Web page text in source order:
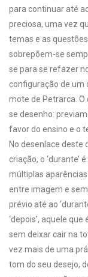
para continuar até
preciosa, uma vez
temas e as
sobrepõem-se
se para se refazer
configuração de um
mote de Petrarca. O
se desenho:
favor do ensino e o
No desenlace deste
criação, o ‘durante’
múltiplas
entre imagem e
prévio até ao
‘depois’, aquele
sem deixar cair na
vez mais de uma
tom do seu desejo,